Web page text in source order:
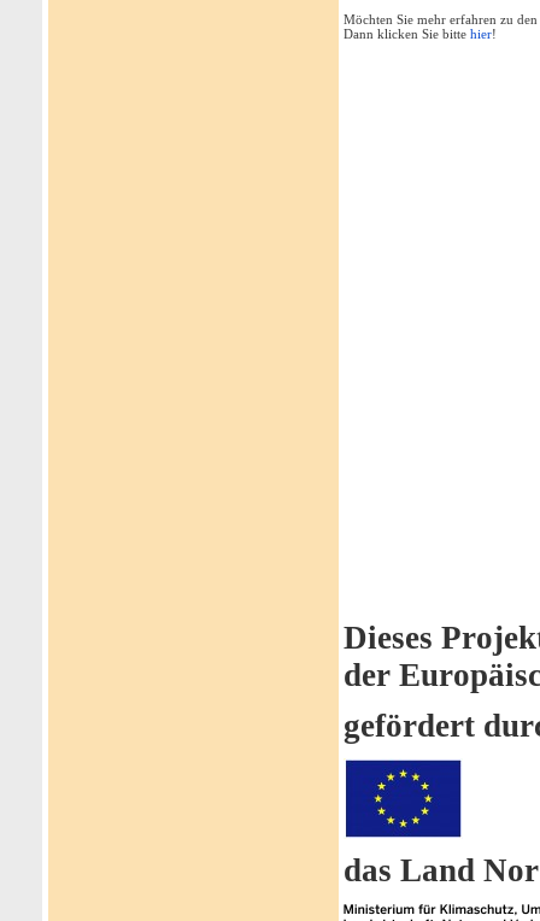
Möchten Sie mehr erfahren zu
Dann klicken Sie bitte hier!
Dieses
der
gefördert
das Land